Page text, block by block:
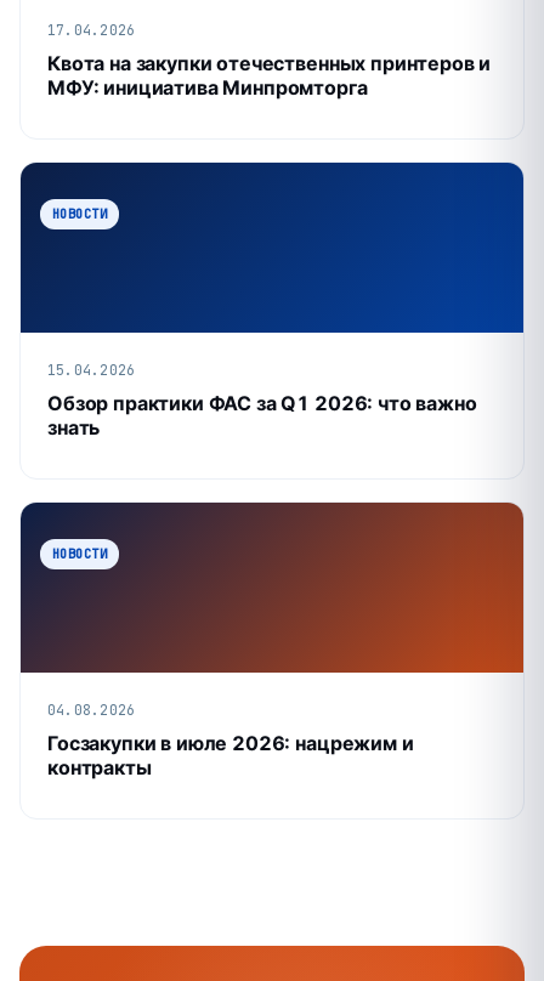
17.04.2026
Квота на закупки отечественных принтеров и
МФУ: инициатива Минпромторга
НОВОСТИ
15.04.2026
Обзор практики ФАС за Q1 2026: что важно
знать
НОВОСТИ
04.08.2026
Госзакупки в июле 2026: нацрежим и
контракты